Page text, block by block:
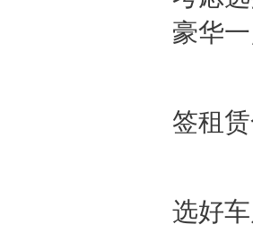
豪华
签租
选好